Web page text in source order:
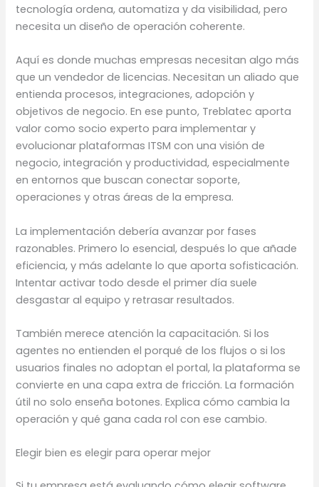
tecnología ordena, automatiza y da visibilidad, pero
necesita un diseño de operación coherente.
Aquí es donde muchas empresas necesitan algo más
que un vendedor de licencias. Necesitan un aliado que
entienda procesos, integraciones, adopción y
objetivos de negocio. En ese punto, Treblatec aporta
valor como socio experto para implementar y
evolucionar plataformas ITSM con una visión de
negocio, integración y productividad, especialmente
en entornos que buscan conectar soporte,
operaciones y otras áreas de la empresa.
La implementación debería avanzar por fases
razonables. Primero lo esencial, después lo que añade
eficiencia, y más adelante lo que aporta sofisticación.
Intentar activar todo desde el primer día suele
desgastar al equipo y retrasar resultados.
También merece atención la capacitación. Si los
agentes no entienden el porqué de los flujos o si los
usuarios finales no adoptan el portal, la plataforma se
convierte en una capa extra de fricción. La formación
útil no solo enseña botones. Explica cómo cambia la
operación y qué gana cada rol con ese cambio.
Elegir bien es elegir para operar mejor